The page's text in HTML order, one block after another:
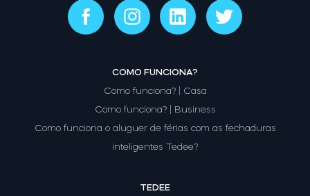
COMO FUNCIONA?
Como funciona? | Casa
Como funciona? | Business
Como funciona o aluguer de férias com as fechaduras
inteligentes Tedee?
TEDEE